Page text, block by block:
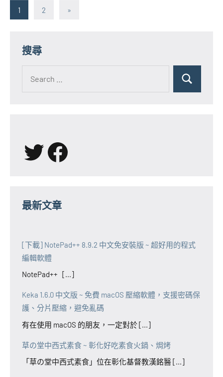
文
分
頁
1 2
Next
»
搜尋
for:
Search
X Facebook
最新文章
[下載] NotePad++ 8.9.2 中文免安裝版 ~ 超好用的程式
編輯軟體
NotePad++ [...]
Keka 1.6.0 中文版 ~ 免費 macOS 壓縮軟體，支援密碼保
護、分片壓縮，避免亂碼
有在使用 macOS 的朋友，一定對於 [...]
草の堂中西式素食 ~ 彰化好吃素食火鍋、焗烤
「草の堂中西式素食」位在彰化基督教漢銘醫 [...]